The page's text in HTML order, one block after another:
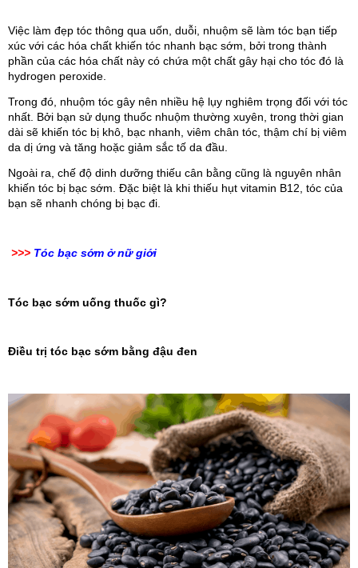
Việc làm đẹp tóc thông qua uốn, duỗi, nhuộm sẽ làm tóc bạn tiếp
xúc với các hóa chất khiến tóc nhanh bạc sớm, bởi trong thành
phần của các hóa chất này có chứa một chất gây hại cho tóc đó là
hydrogen peroxide.
Trong đó, nhuộm tóc gây nên nhiều hệ lụy nghiêm trọng đối với tóc
nhất. Bởi bạn sử dụng thuốc nhuộm thường xuyên, trong thời gian
dài sẽ khiến tóc bị khô, bạc nhanh, viêm chân tóc, thậm chí bị viêm
da dị ứng và tăng hoặc giảm sắc tố da đầu.
Ngoài ra, chế độ dinh dưỡng thiếu cân bằng cũng là nguyên nhân
khiến tóc bị bạc sớm. Đặc biệt là khi thiếu hụt vitamin B12, tóc của
bạn sẽ nhanh chóng bị bạc đi.
>>> Tóc bạc sớm ở nữ giới
Tóc bạc sớm uống thuốc gì?
Điều trị tóc bạc sớm bằng đậu đen